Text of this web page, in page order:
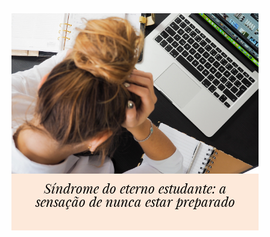
Síndrome do eterno estudante: a
sensação de nunca estar preparado